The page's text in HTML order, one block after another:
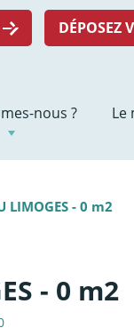
DÉPOSEZ
nous ? Le
LIMOGES - 0 m2
- 0 m2